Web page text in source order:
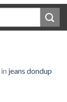
in jeans dondup